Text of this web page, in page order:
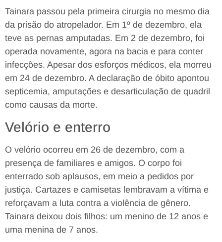
Tainara passou pela primeira cirurgia no mesmo dia
da prisão do atropelador. Em 1º de dezembro, ela
teve as pernas amputadas. Em 2 de dezembro, foi
operada novamente, agora na bacia e para conter
infecções. Apesar dos esforços médicos, ela morreu
em 24 de dezembro. A declaração de óbito apontou
septicemia, amputações e desarticulação de quadril
como causas da morte.
Velório e enterro
O velório ocorreu em 26 de dezembro, com a
presença de familiares e amigos. O corpo foi
enterrado sob aplausos, em meio a pedidos por
justiça. Cartazes e camisetas lembravam a vítima e
reforçavam a luta contra a violência de gênero.
Tainara deixou dois filhos: um menino de 12 anos e
uma menina de 7 anos.